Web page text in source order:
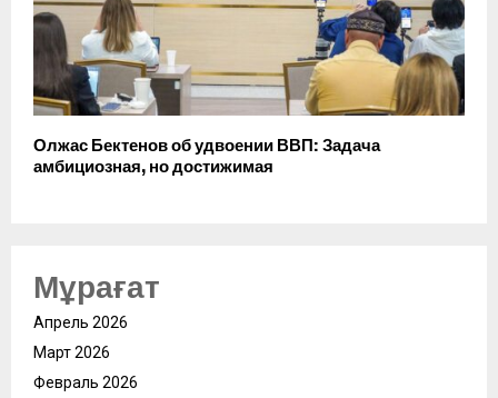
Олжас Бектенов об удвоении ВВП: Задача
амбициозная, но достижимая
Мұрағат
Апрель 2026
Март 2026
Февраль 2026